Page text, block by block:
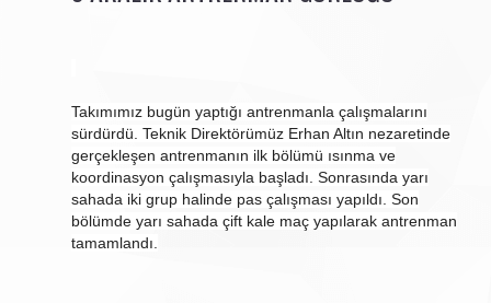
Takımımız bugün yaptığı antrenmanla çalışmalarını
sürdürdü. Teknik Direktörümüz Erhan Altın nezaretinde
gerçekleşen antrenmanın ilk bölümü ısınma ve
koordinasyon çalışmasıyla başladı. Sonrasında yarı
sahada iki grup halinde pas çalışması yapıldı. Son
bölümde yarı sahada çift kale maç yapılarak antrenman
tamamlandı.